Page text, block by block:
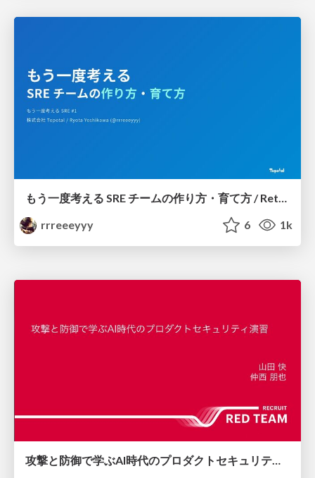
rrreeeyyy
6 1k
攻撃と防御で学ぶAI時代のプロダクトセキュリティ演習